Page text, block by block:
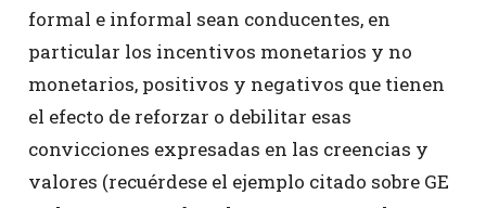
formal e informal sean conducentes, en
particular los incentivos monetarios y no
monetarios, positivos y negativos que tienen
el efecto de reforzar o debilitar esas
convicciones expresadas en las creencias y
valores (recuérdese el ejemplo citado sobre GE